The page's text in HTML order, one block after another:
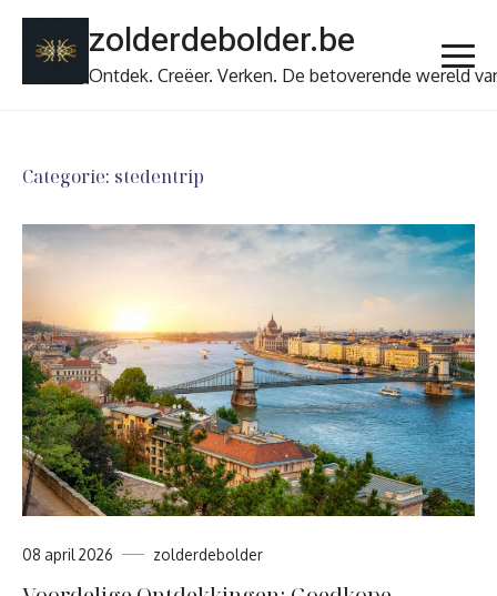
zolderdebolder.be
Ontdek. Creëer. Verken. De betoverende wereld
Categorie: stedentrip
08 april 2026 zolderdebolder